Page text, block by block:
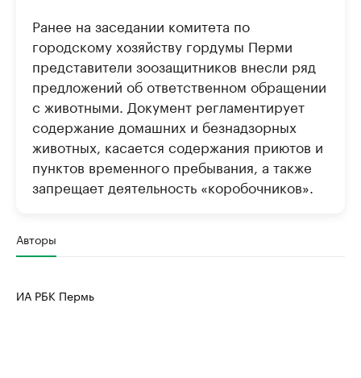
Ранее на заседании комитета по
городскому хозяйству гордумы Перми
представители зоозащитников внесли ряд
предложений об ответственном обращении
с животными. Документ регламентирует
содержание домашних и безнадзорных
животных, касается содержания приютов и
пунктов временного пребывания, а также
запрещает деятельность «коробочников».
Авторы
ИА РБК Пермь